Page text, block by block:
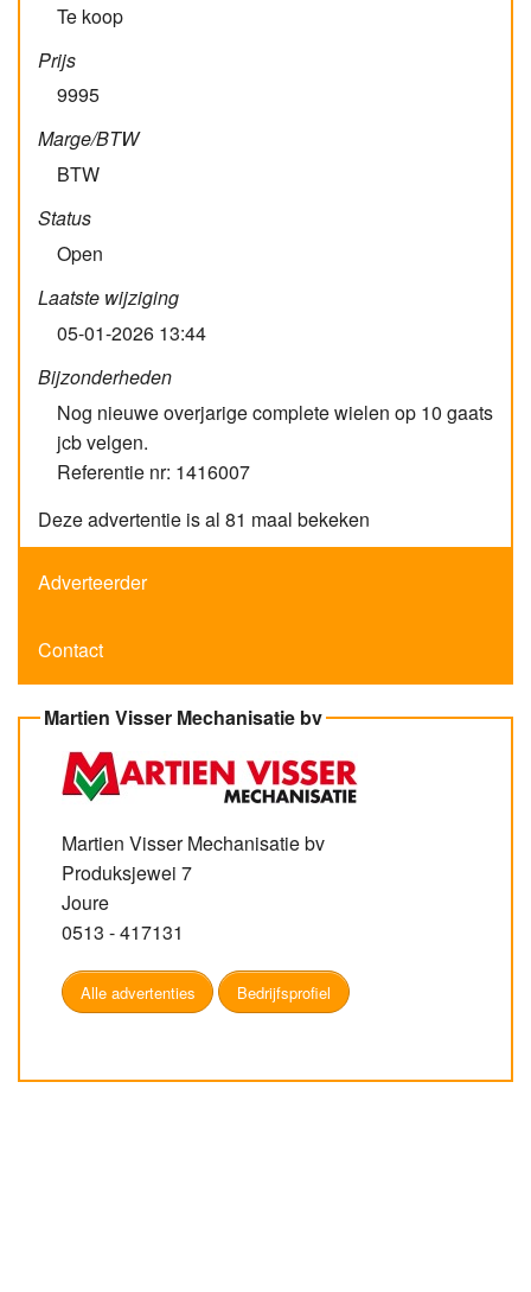
Te koop
Prijs
9995
Marge/BTW
BTW
Status
Open
Laatste wijziging
05-01-2026 13:44
Bijzonderheden
Nog nieuwe overjarige complete wielen op 10 gaats
jcb velgen.
Referentie nr: 1416007
Deze advertentie is al 81 maal bekeken
Adverteerder
Contact
Martien Visser Mechanisatie bv
Martien Visser Mechanisatie bv
Produksjewei 7
Joure
0513 - 417131
Alle advertenties Bedrijfsprofiel